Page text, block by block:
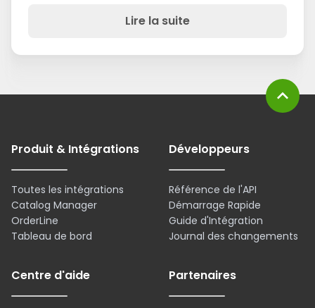
Lire la suite
Produit & Intégrations
Toutes les intégrations
Catalog Manager
OrderLine
Tableau de bord
Développeurs
Référence de l'API
Démarrage Rapide
Guide d'Intégration
Journal des changements
Centre d'aide Partenaires
expand_less